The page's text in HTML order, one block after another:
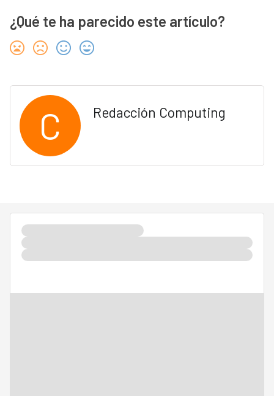
¿Qué te ha parecido este artículo?
C Redacción Computing